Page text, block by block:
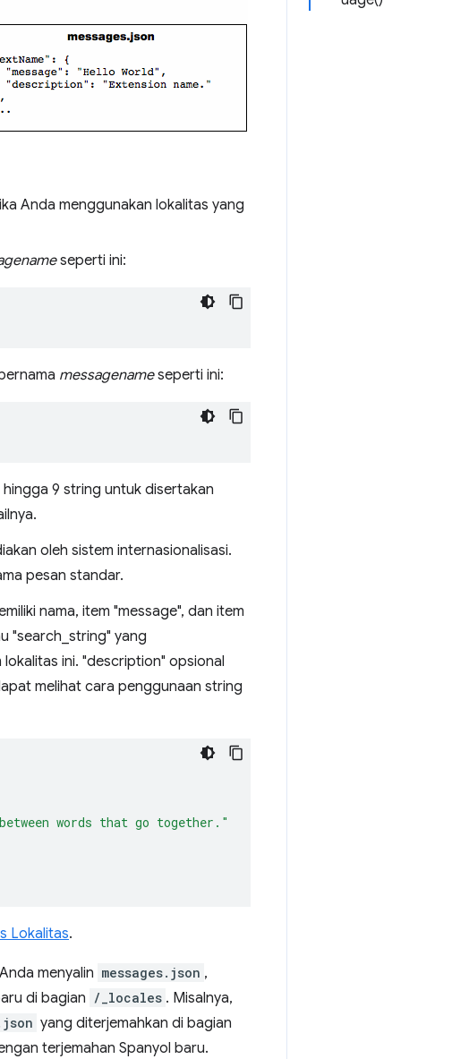
Anda menggunakan lokalitas yang
seperti ini:
messagenameseperti ini:
9 string untuk disertakan
oleh sistem internasionalisasi.
pesan standar.
nama, item "message", dan item
"search_string" yang
ini. "description" opsional
melihat cara penggunaan string
words that go together."
Lokalitas.
menyalin messages.json ,
di bagian /_locales . Misalnya,
yang diterjemahkan di bagian
terjemahan Spanyol baru.